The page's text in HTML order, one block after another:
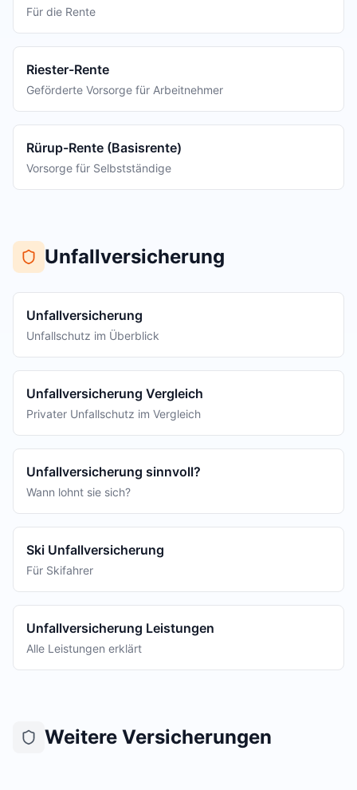
Für die Rente
Riester-Rente
Geförderte Vorsorge für Arbeitnehmer
Rürup-Rente (Basisrente)
Vorsorge für Selbstständige
Unfallversicherung
Unfallversicherung
Unfallschutz im Überblick
Unfallversicherung Vergleich
Privater Unfallschutz im Vergleich
Unfallversicherung sinnvoll?
Wann lohnt sie sich?
Ski Unfallversicherung
Für Skifahrer
Unfallversicherung Leistungen
Alle Leistungen erklärt
Weitere Versicherungen